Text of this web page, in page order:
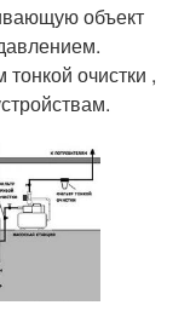
объект
очистки ,